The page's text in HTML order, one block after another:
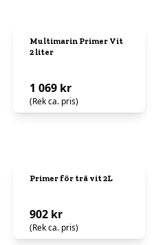
Multimarin Primer Vit
2 liter
1 069 kr
(Rek ca. pris)
Primer för trä vit 2L
902 kr
(Rek ca. pris)